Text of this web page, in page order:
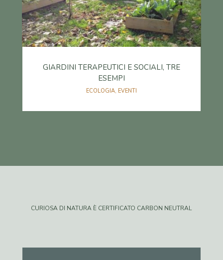
GIARDINI TERAPEUTICI E SOCIALI, TRE
ESEMPI
ECOLOGIA, EVENTI
CURIOSA DI NATURA È CERTIFICATO CARBON NEUTRAL